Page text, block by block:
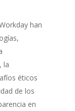
han
la
éticos
de los
en